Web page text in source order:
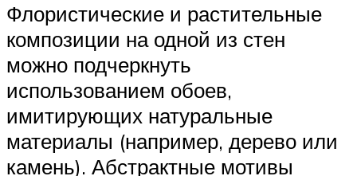
Флористические и растительные
композиции на одной из стен
можно подчеркнуть
использованием обоев,
имитирующих натуральные
материалы (например, дерево или
камень). Абстрактные мотивы